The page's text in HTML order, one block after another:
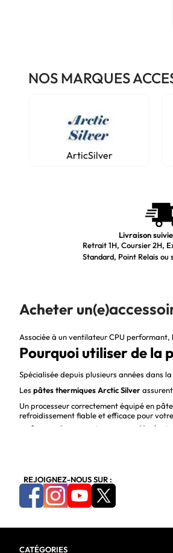
NOS MARQUES
ArticSilver
Livraison
Retrait 1H, Coursier 2H,
Standard, Point Relais ou
Acheter un(e)
Associée à unventilateur CPU performant,
Pourquoi utiliser de la
Spécialisée depuis plusieurs années dans
Les pâtes thermiques Arctic Silver
Un processeur correctement équipé en
refroidissement fiable et efficace pour
Pâte thermique
Elle permet de coller durablement un
La pâte thermique
REJOIGNEZ-NOUS SUR :
CATÉGORIES